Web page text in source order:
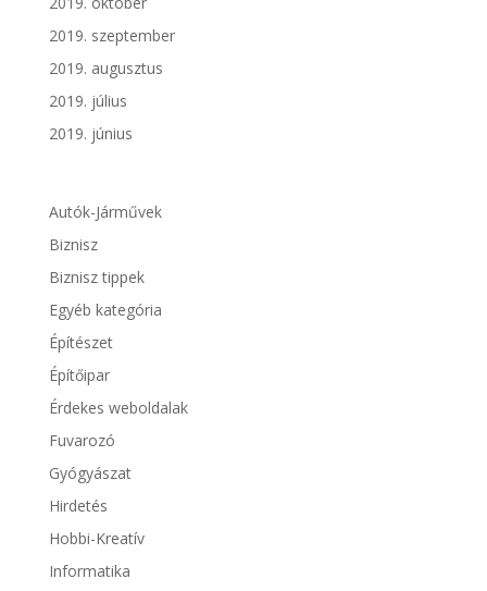
2019. szeptember
2019. augusztus
2019. július
2019. június
Autók-Járművek
Biznisz
Biznisz tippek
Egyéb kategória
Építészet
Építőipar
Érdekes weboldalak
Fuvarozó
Gyógyászat
Hirdetés
Hobbi-Kreatív
Informatika